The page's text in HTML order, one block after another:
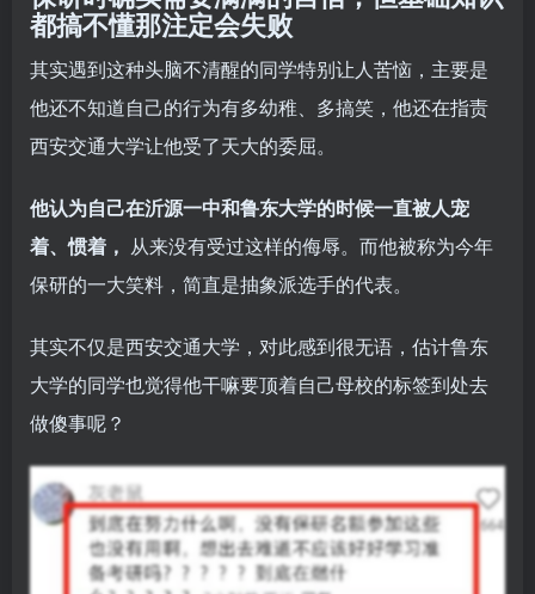
都搞不懂那注定会失败
其实遇到这种头脑不清醒的同学特别让人苦恼，主要是
他还不知道自己的行为有多幼稚、多搞笑，他还在指责
西安交通大学让他受了天大的委屈。
他认为自己在沂源一中和鲁东大学的时候一直被人宠
着、惯着， 从来没有受过这样的侮辱。而他被称为今年
保研的一大笑料，简直是抽象派选手的代表。
其实不仅是西安交通大学，对此感到很无语，估计鲁东
大学的同学也觉得他干嘛要顶着自己母校的标签到处去
做傻事呢？